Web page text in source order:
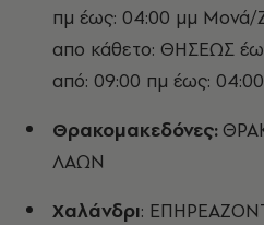
πμ έως: 04:00 μμ
απο κάθετο: ΘΗΣΕΩΣ
από: 09:00 πμ έως:
Θρακομακεδόνες:
ΛΑΩΝ
Χαλάνδρι: